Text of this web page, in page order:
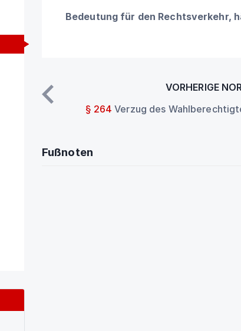
Bedeutung für den Rechtsverkehr,
VORHERIGE
§ 264 Verzug des
Fußnoten